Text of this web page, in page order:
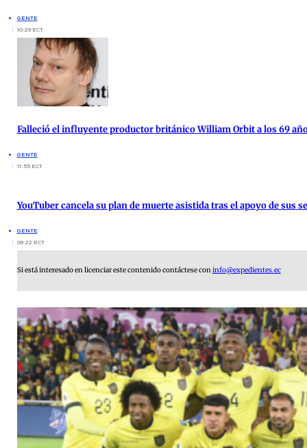
GENTE
10:29 ECT
Falleció el influyente productor británico William Orbit a los 69
GENTE
11:55 ECT
YouTuber cancela su plan de muerte asistida tras el apoyo de sus
GENTE
09:22 ECT
Si está interesado en licenciar este contenido contáctese coninfo@expedientes.ec